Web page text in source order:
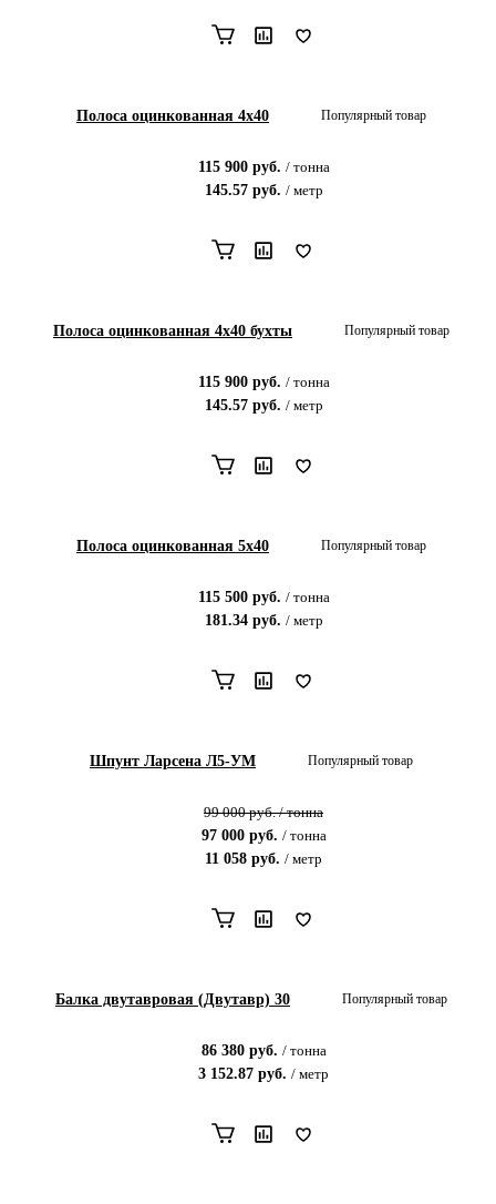
Полоса оцинкованная 4х40 Популярный товар
115 900руб. / тонна
145.57руб. / метр
Полоса оцинкованная 4х40 бухты Популярный товар
115 900руб. / тонна
145.57руб. / метр
Полоса оцинкованная 5х40 Популярный товар
115 500руб. / тонна
181.34руб. / метр
Шпунт Ларсена Л5-УМ Популярный товар
99 000руб./тонна
97 000руб. / тонна
11 058 руб. / метр
Балка двутавровая (Двутавр) 30 Популярный товар
86 380руб. / тонна
3 152.87 руб. / метр